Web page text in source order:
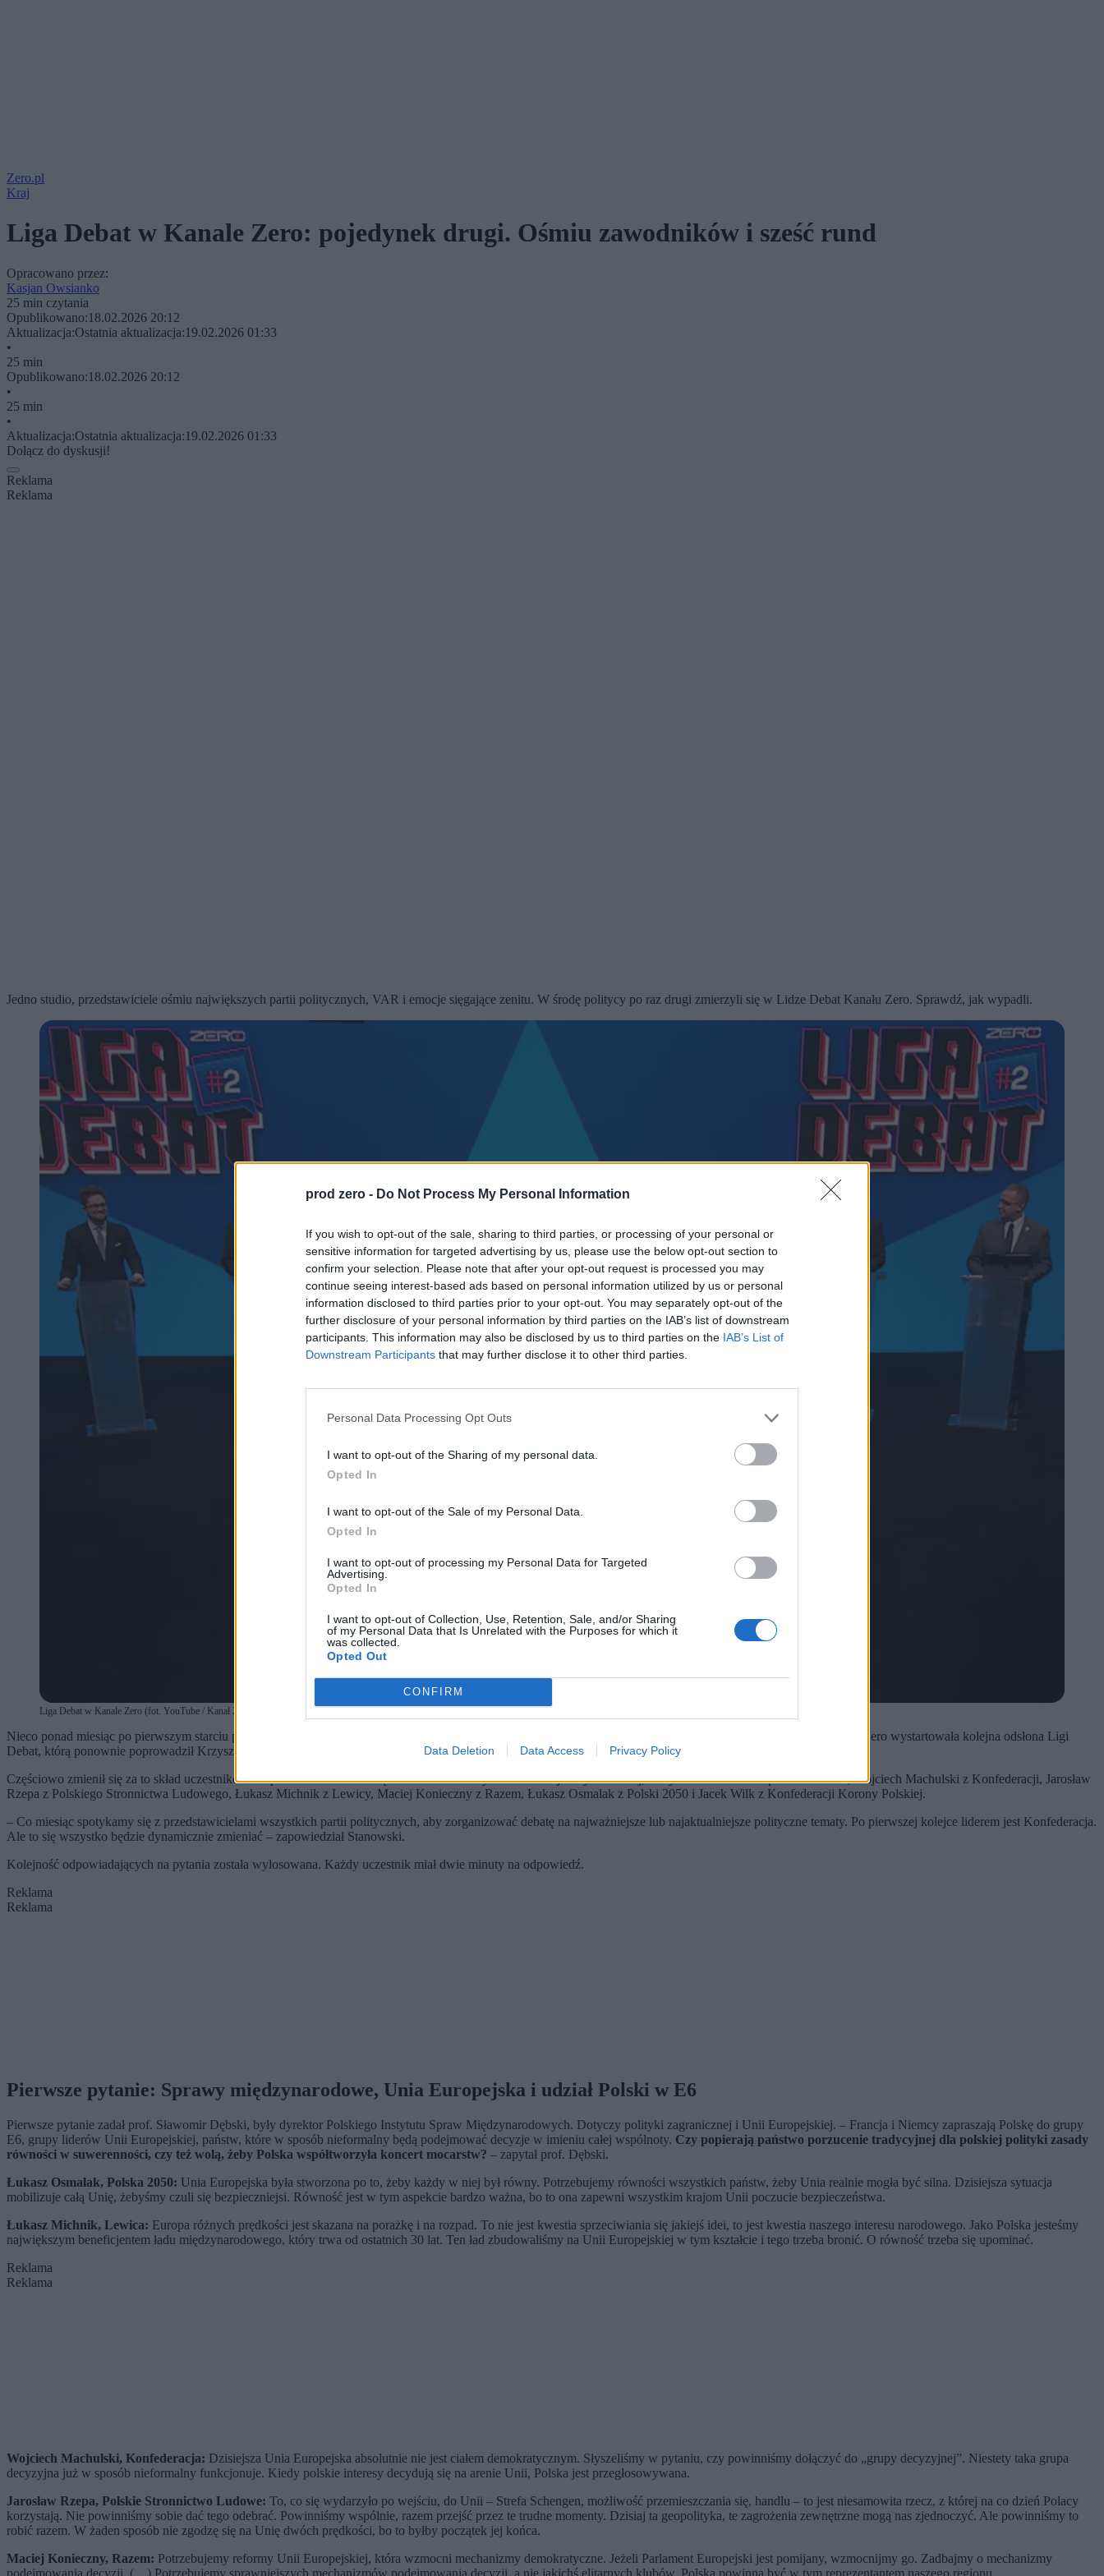
prod zero - Do Not Process My Personal Information
If you wish to opt-out of the sale, sharing to third parties, or processing of your personal or
sensitive information for targeted advertising by us, please use the below opt-out section to
confirm your selection. Please note that after your opt-out request is processed you may
continue seeing interest-based ads based on personal information utilized by us or personal
information disclosed to third parties prior to your opt-out. You may separately opt-out of the
further disclosure of your personal information by third parties on the IAB’s list of downstream
participants. This information may also be disclosed by us to third parties on the IAB’s List of
Downstream Participants that may further disclose it to other third parties.
Personal Data Processing Opt Outs
I want to opt-out of the Sharing of my personal data.
Opted In
I want to opt-out of the Sale of my Personal Data.
Opted In
I want to opt-out of processing my Personal Data for Targeted
Advertising.
Opted In
I want to opt-out of Collection, Use, Retention, Sale, and/or Sharing
of my Personal Data that Is Unrelated with the Purposes for which it
was collected.
Opted Out
CONFIRM
Data Deletion Data Access Privacy Policy
Zero.pl
Kraj
Liga Debat w Kanale Zero: pojedynek drugi. Ośmiu zawodników i sześć rund
Opracowano przez:
Kasjan Owsianko
25 min czytania
Opublikowano:18.02.2026 20:12
Aktualizacja:Ostatnia aktualizacja:19.02.2026 01:33
•
25 min
Opublikowano:18.02.2026 20:12
•
25 min
•
Aktualizacja:Ostatnia aktualizacja:19.02.2026 01:33
Dołącz do dyskusji!
Reklama
Reklama
Jedno studio, przedstawiciele ośmiu największych partii politycznych, VAR i emocje sięgające zenitu. W środę politycy po raz drugi zmierzyli się w Lidze Debat Kanału Zero. Sprawdź, jak wypadli.
Liga Debat w Kanale Zero (fot. YouTube / Kanał Zero)
Nieco ponad miesiąc po pierwszym starciu politycy ośmiu największych ugrupowań mieli szansę odegrać się na przeciwnikach. Niemal równo o godz. 20 w Kanale Zero wystartowała kolejna odsłona Ligi
Debat, którą ponownie poprowadził Krzysztof Stanowski.
Częściowo zmienił się za to skład uczestników. Naprzeciwko siebie stanęli Witold Zembaczyński z Koalicji Obywatelskiej, Patryk Jaki z Prawa i Sprawiedliwości, Wojciech Machulski z Konfederacji, Jarosław
Rzepa z Polskiego Stronnictwa Ludowego, Łukasz Michnik z Lewicy, Maciej Konieczny z Razem, Łukasz Osmalak z Polski 2050 i Jacek Wilk z Konfederacji Korony Polskiej.
– Co miesiąc spotykamy się z przedstawicielami wszystkich partii politycznych, aby zorganizować debatę na najważniejsze lub najaktualniejsze polityczne tematy. Po pierwszej kolejce liderem jest Konfederacja.
Ale to się wszystko będzie dynamicznie zmieniać – zapowiedział Stanowski.
Kolejność odpowiadających na pytania została wylosowana. Każdy uczestnik miał dwie minuty na odpowiedź.
Reklama
Reklama
Pierwsze pytanie: Sprawy międzynarodowe, Unia Europejska i udział Polski w E6
Pierwsze pytanie zadał prof. Sławomir Dębski, były dyrektor Polskiego Instytutu Spraw Międzynarodowych. Dotyczy polityki zagranicznej i Unii Europejskiej. – Francja i Niemcy zapraszają Polskę do grupy
E6, grupy liderów Unii Europejskiej, państw, które w sposób nieformalny będą podejmować decyzje w imieniu całej wspólnoty. Czy popierają państwo porzucenie tradycyjnej dla polskiej polityki zasady
równości w suwerenności, czy też wolą, żeby Polska współtworzyła koncert mocarstw? – zapytał prof. Dębski.
Łukasz Osmalak, Polska 2050: Unia Europejska była stworzona po to, żeby każdy w niej był równy. Potrzebujemy równości wszystkich państw, żeby Unia realnie mogła być silna. Dzisiejsza sytuacja
mobilizuje całą Unię, żebyśmy czuli się bezpieczniejsi. Równość jest w tym aspekcie bardzo ważna, bo to ona zapewni wszystkim krajom Unii poczucie bezpieczeństwa.
Łukasz Michnik, Lewica: Europa różnych prędkości jest skazana na porażkę i na rozpad. To nie jest kwestia sprzeciwiania się jakiejś idei, to jest kwestia naszego interesu narodowego. Jako Polska jesteśmy
największym beneficjentem ładu międzynarodowego, który trwa od ostatnich 30 lat. Ten ład zbudowaliśmy na Unii Europejskiej w tym kształcie i tego trzeba bronić. O równość trzeba się upominać.
Reklama
Reklama
Wojciech Machulski, Konfederacja: Dzisiejsza Unia Europejska absolutnie nie jest ciałem demokratycznym. Słyszeliśmy w pytaniu, czy powinniśmy dołączyć do „grupy decyzyjnej”. Niestety taka grupa
decyzyjna już w sposób nieformalny funkcjonuje. Kiedy polskie interesy decydują się na arenie Unii, Polska jest przegłosowywana.
Jarosław Rzepa, Polskie Stronnictwo Ludowe: To, co się wydarzyło po wejściu, do Unii – Strefa Schengen, możliwość przemieszczania się, handlu – to jest niesamowita rzecz, z której na co dzień Polacy
korzystają. Nie powinniśmy sobie dać tego odebrać. Powinniśmy wspólnie, razem przejść przez te trudne momenty. Dzisiaj ta geopolityka, te zagrożenia zewnętrzne mogą nas zjednoczyć. Ale powinniśmy to
robić razem. W żaden sposób nie zgodzę się na Unię dwóch prędkości, bo to byłby początek jej końca.
Maciej Konieczny, Razem: Potrzebujemy reformy Unii Europejskiej, która wzmocni mechanizmy demokratyczne. Jeżeli Parlament Europejski jest pomijany, wzmocnijmy go. Zadbajmy o mechanizmy